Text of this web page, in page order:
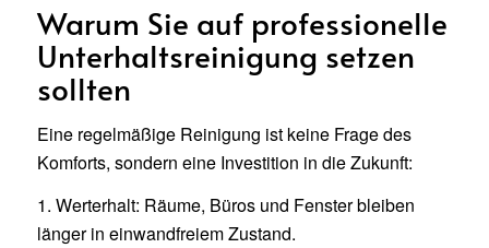
Warum Sie auf professionelle
Unterhaltsreinigung setzen
sollten
Eine regelmäßige Reinigung ist keine Frage des
Komforts, sondern eine Investition in die Zukunft:
1. Werterhalt: Räume, Büros und Fenster bleiben
länger in einwandfreiem Zustand.